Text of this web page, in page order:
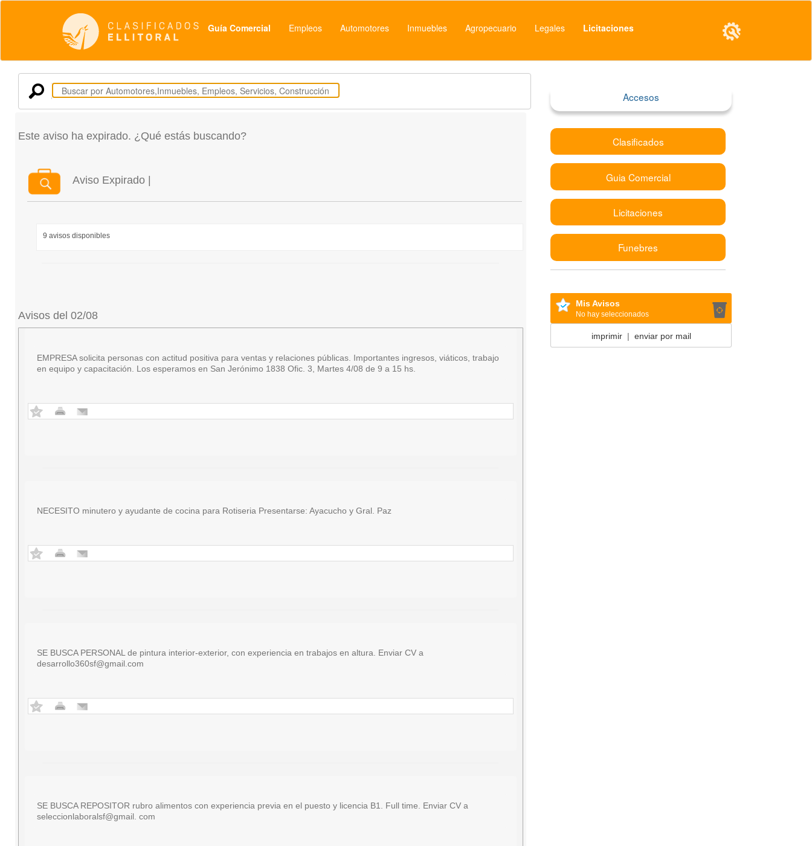
Guía Comercial Empleos Automotores Inmuebles Agropecuario Legales Licitaciones
Este aviso ha expirado. ¿Qué estás buscando?
Aviso Expirado |
9 avisos disponibles
Avisos del 02/08
EMPRESA solicita personas con actitud positiva para ventas y relaciones públicas. Importantes ingresos, viáticos, trabajo
en equipo y capacitación. Los esperamos en San Jerónimo 1838 Ofic. 3, Martes 4/08 de 9 a 15 hs.
NECESITO minutero y ayudante de cocina para Rotiseria Presentarse: Ayacucho y Gral. Paz
SE BUSCA PERSONAL de pintura interior-exterior, con experiencia en trabajos en altura. Enviar CV a
desarrollo360sf@gmail.com
SE BUSCA REPOSITOR rubro alimentos con experiencia previa en el puesto y licencia B1. Full time. Enviar CV a
seleccionlaboralsf@gmail. com
Accesos
Clasificados
Guia Comercial
Licitaciones
Funebres
Mis Avisos
No hay seleccionados
imprimir| enviar por mail